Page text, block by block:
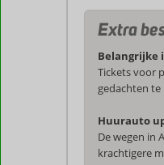
Extra
Belangrijke
Tickets voor
gedachten
Huurauto
De wegen in
krachtigere